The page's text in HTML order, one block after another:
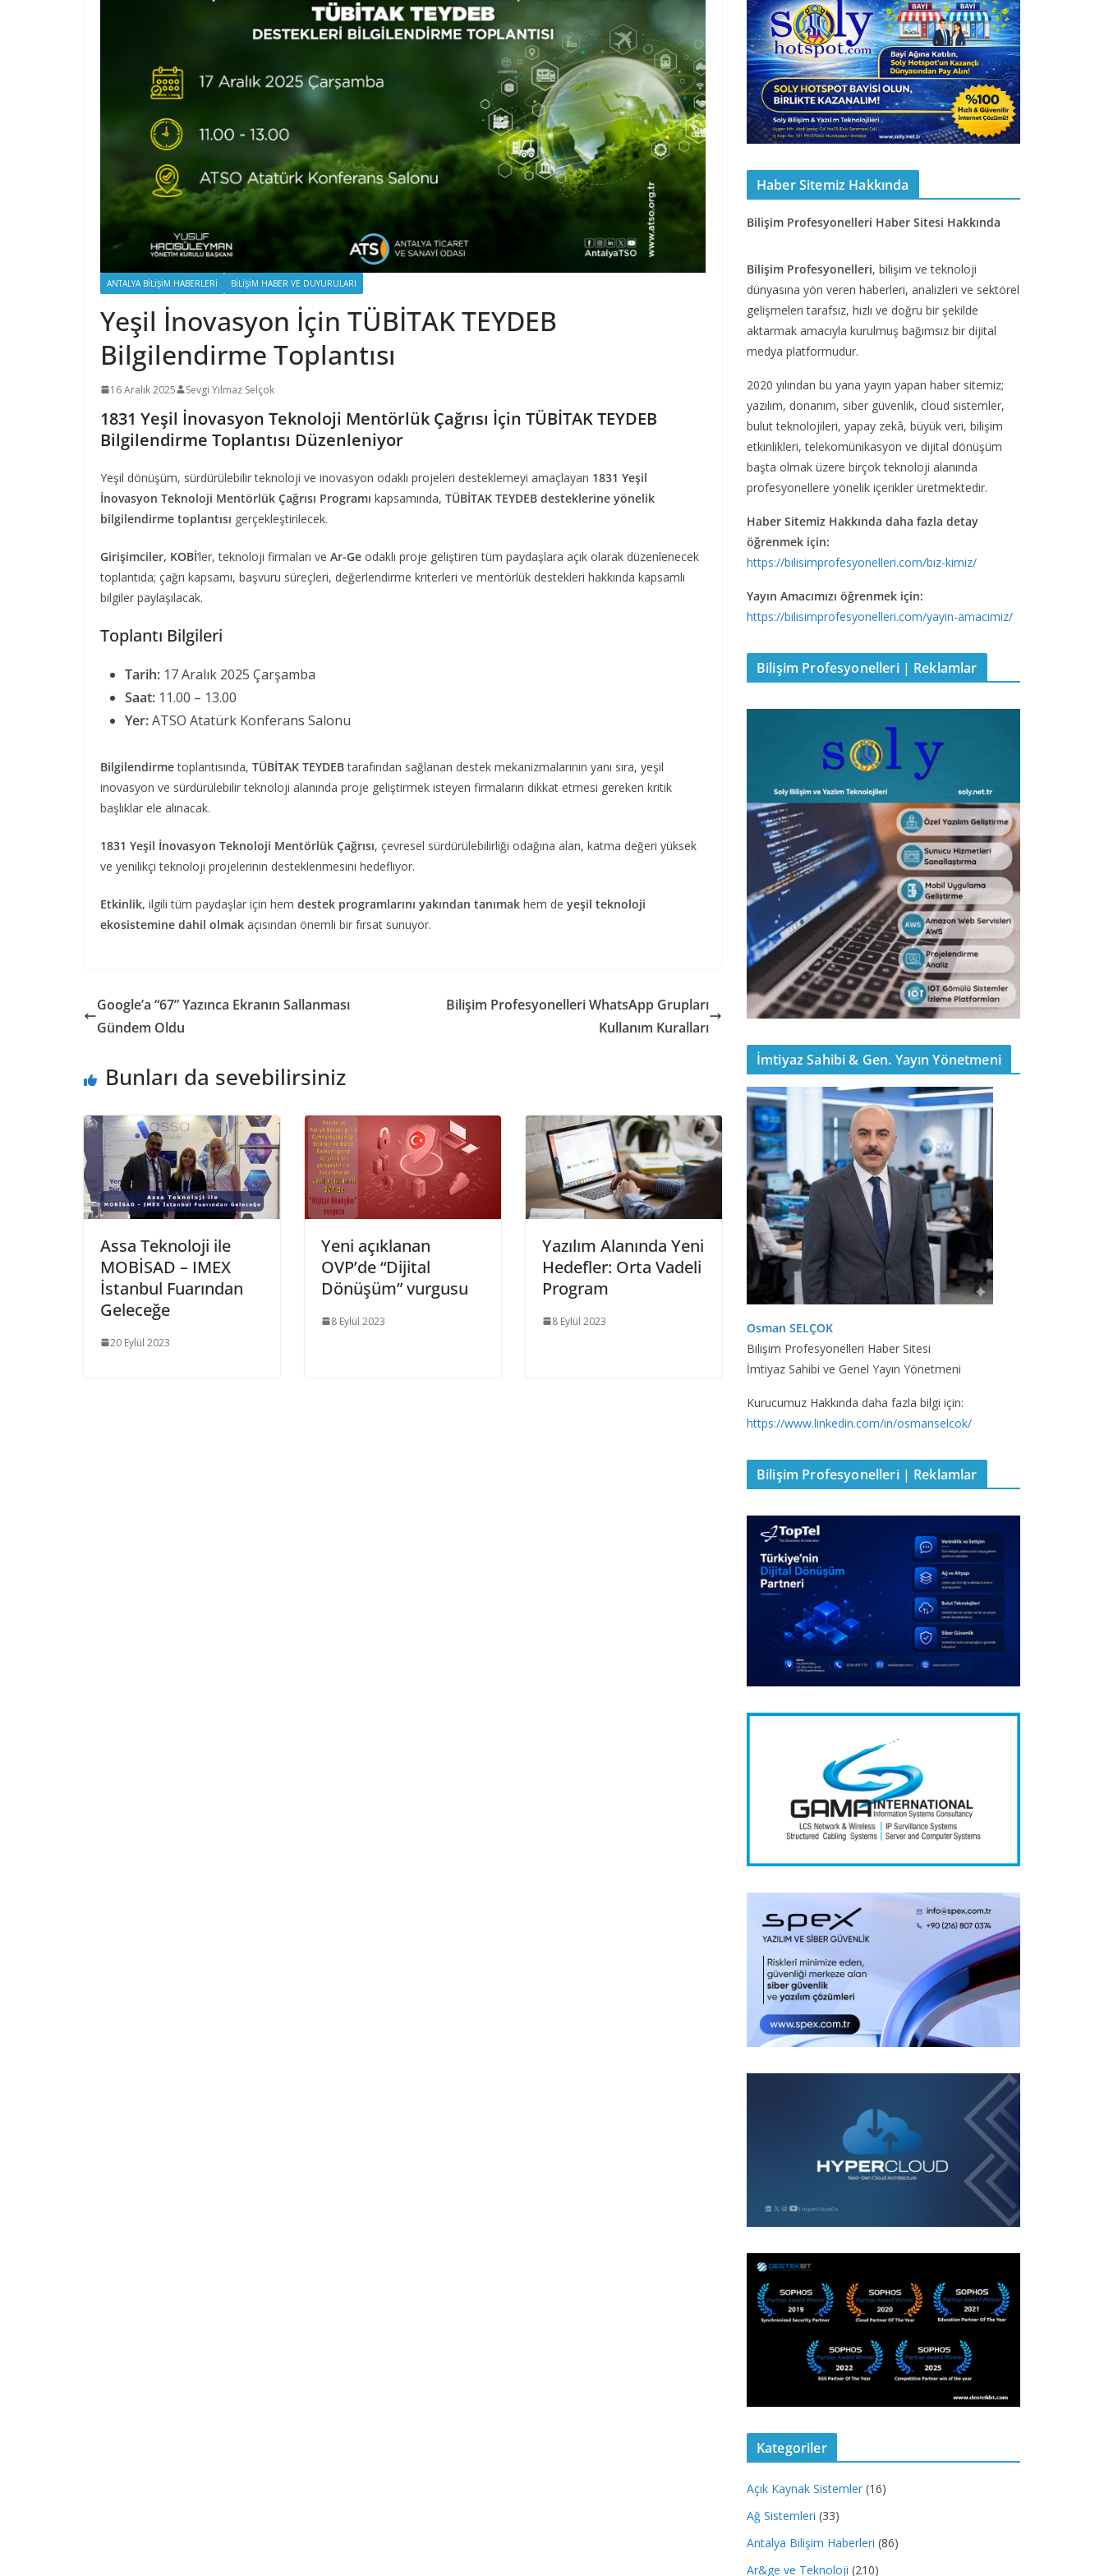
ANTALYA BILIŞIM HABERLERI BILIŞIM HABER VE DUYURULARI
Yeşil İnovasyon İçin TÜBİTAK TEYDEB
Bilgilendirme Toplantısı
16 Aralık 2025 Sevgi Yılmaz Selçok
1831 Yeşil İnovasyon Teknoloji Mentörlük Çağrısı İçin TÜBİTAK TEYDEB
Bilgilendirme Toplantısı Düzenleniyor
Yeşil dönüşüm, sürdürülebilir teknoloji ve inovasyon odaklı projeleri desteklemeyi amaçlayan 1831 Yeşil
İnovasyon Teknoloji Mentörlük Çağrısı Programı kapsamında, TÜBİTAK TEYDEB desteklerine yönelik
bilgilendirme toplantısı gerçekleştirilecek.
Girişimciler, KOBİ’ler, teknoloji firmaları ve Ar-Ge odaklı proje geliştiren tüm paydaşlara açık olarak düzenlenecek
toplantıda; çağrı kapsamı, başvuru süreçleri, değerlendirme kriterleri ve mentörlük destekleri hakkında kapsamlı
bilgiler paylaşılacak.
Toplantı Bilgileri
Tarih: 17 Aralık 2025 Çarşamba
Saat: 11.00 – 13.00
Yer:ATSO Atatürk Konferans Salonu
Bilgilendirmetoplantısında, TÜBİTAK TEYDEBtarafından sağlanan destek mekanizmalarının yanı sıra, yeşil
inovasyon ve sürdürülebilir teknoloji alanında proje geliştirmek isteyen firmaların dikkat etmesi gereken kritik
başlıklar ele alınacak.
1831 Yeşil İnovasyon Teknoloji Mentörlük Çağrısı, çevresel sürdürülebilirliği odağına alan, katma değeri yüksek
ve yenilikçi teknoloji projelerinin desteklenmesini hedefliyor.
Etkinlik, ilgili tüm paydaşlar için hem destek programlarını yakından tanımak hem de yeşil teknoloji
ekosistemine dahil olmak açısından önemli bir fırsat sunuyor.
Google’a “67” Yazınca Ekranın Sallanması
Gündem Oldu
Bilişim Profesyonelleri WhatsApp Grupları
Kullanım Kuralları
Bunları da sevebilirsiniz
Assa Teknoloji ile
MOBİSAD – IMEX
İstanbul Fuarından
Geleceğe
20 Eylül 2023
Yeni açıklanan
OVP’de “Dijital
Dönüşüm” vurgusu
8 Eylül 2023
Yazılım Alanında Yeni
Hedefler: Orta Vadeli
Program
8 Eylül 2023
Haber Sitemiz Hakkında
Bilişim Profesyonelleri Haber Sitesi Hakkında
Bilişim Profesyonelleri, bilişim ve teknoloji
dünyasına yön veren haberleri, analizleri ve sektörel
gelişmeleri tarafsız, hızlı ve doğru bir şekilde
aktarmak amacıyla kurulmuş bağımsız bir dijital
medya platformudur.
2020 yılından bu yana yayın yapan haber sitemiz;
yazılım, donanım, siber güvenlik, cloud sistemler,
bulut teknolojileri, yapay zekâ, büyük veri, bilişim
etkinlikleri, telekomünikasyon ve dijital dönüşüm
başta olmak üzere birçok teknoloji alanında
profesyonellere yönelik içerikler üretmektedir.
Haber Sitemiz Hakkında daha fazla detay
öğrenmek için:
https://bilisimprofesyonelleri.com/biz-kimiz/
Yayın Amacımızı öğrenmek için:
https://bilisimprofesyonelleri.com/yayin-amacimiz/
Bilişim Profesyonelleri | Reklamlar
İmtiyaz Sahibi & Gen. Yayın Yönetmeni
Osman SELÇOK
Bilişim Profesyonelleri Haber Sitesi
İmtiyaz Sahibi ve Genel Yayın Yönetmeni
Kurucumuz Hakkında daha fazla bilgi için:
https://www.linkedin.com/in/osmanselcok/
Bilişim Profesyonelleri | Reklamlar
Kategoriler
Açık Kaynak Sistemler (16)
Ağ Sistemleri (33)
Antalya Bilişim Haberleri (86)
Ar&ge ve Teknoloji (210)